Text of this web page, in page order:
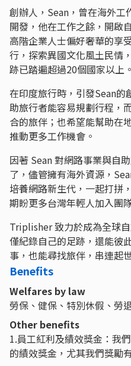
創辦人，Sean，曾在海外工
開發，他在工作之餘，開啟
高階企業人士偏好奢華的享
行，探索異國文化風土民情
跡已踏遍超過20個國家以上。
在印度旅行時，引發Sean的
助旅行者能容易規劃行程，
合的旅伴；也希望能幫助在
推動更多工作機會。
因著 Sean 對網路事業與自
了，儘管擁有海外資源，
培養網路新生代，一起打拼
期盼更多台灣年輕人加入團
Triplisher 致力於成為全球
僅紀錄自己的足跡，還能彼
事，也能尋找旅伴，串連起
Benefits
Welfares by law
勞保、健保、特別休假、勞
Other benefits
1.員工紅利及績效獎金：我
的績效獎金，尤其我們獎勵